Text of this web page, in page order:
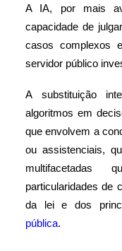
A IA, por mais
capacidade de
casos complexos
servidor público
A substituição
algoritmos em
que envolvem a
ou assistenciais,
multifacetadas
particularidades de
da lei e dos
pública.